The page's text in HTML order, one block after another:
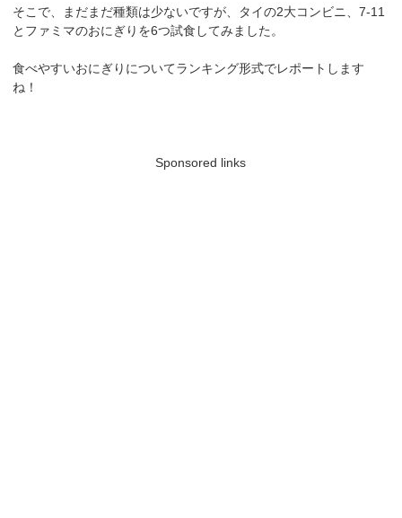
そこで、まだまだ種類は少ないですが、タイの2大コンビニ、7-11
とファミマのおにぎりを6つ試食してみました。
食べやすいおにぎりについてランキング形式でレポートします
ね！
Sponsored links